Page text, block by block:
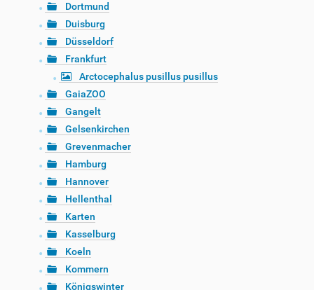
Dortmund
Duisburg
Düsseldorf
Frankfurt
Arctocephalus pusillus pusillus
GaiaZOO
Gangelt
Gelsenkirchen
Grevenmacher
Hamburg
Hannover
Hellenthal
Karten
Kasselburg
Koeln
Kommern
Königswinter